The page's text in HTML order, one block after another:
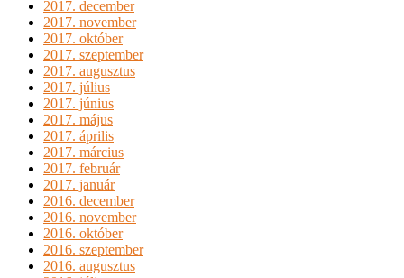
2017. december
2017. november
2017. október
2017. szeptember
2017. augusztus
2017. július
2017. június
2017. május
2017. április
2017. március
2017. február
2017. január
2016. december
2016. november
2016. október
2016. szeptember
2016. augusztus